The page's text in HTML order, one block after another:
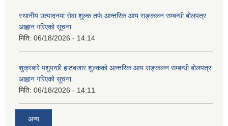
स्थानीय उत्पादनमा सेवा शुल्क तर्फ आन्तरिक आय सङ्कलन सम्बन्धी बोलपत्र
आह्वान गरिएको सूचना
मिति: 06/18/2026 - 14:14
शुक्रबारे पशुपन्छी हाटबजार शुल्कको आन्तरिक आय सङ्कलन सम्बन्धी बोलपत्र
आह्वान गरिएको सूचना
मिति: 06/18/2026 - 14:11
अन्य